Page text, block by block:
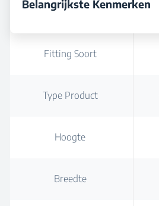
Belangrijkste Kenmerken
Fitting Soort
Type Product
Hoogte
Breedte